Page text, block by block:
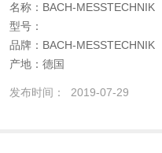
名称：BACH-MESSTECHNIK
型号：
品牌：BACH-MESSTECHNIK
产地：德国
发布时间： 2019-07-29